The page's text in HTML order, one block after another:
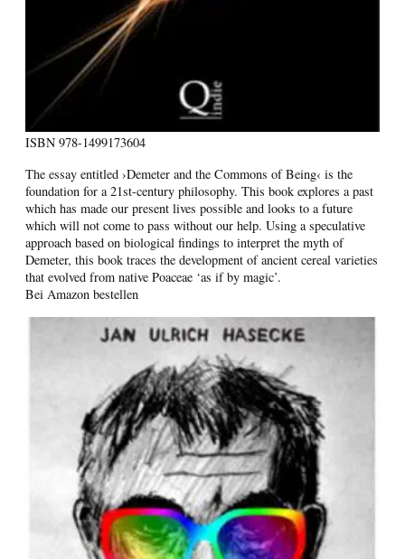
ISBN 978-1499173604
The essay entitled ›Demeter and the Commons of Being‹ is the
foundation for a 21st-century philosophy. This book explores a past
which has made our present lives possible and looks to a future
which will not come to pass without our help. Using a speculative
approach based on biological findings to interpret the myth of
Demeter, this book traces the development of ancient cereal varieties
that evolved from native Poaceae ‘as if by magic’.
Bei Amazon bestellen